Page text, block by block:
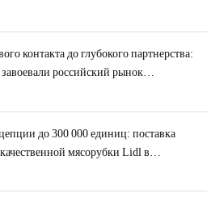
контакта до глубокого партнерства:
российский рынок
до 300 000 единиц: поставка
мясорубки Lidl в